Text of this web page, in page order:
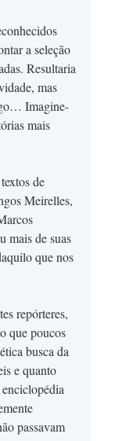
a seleção
Resultaria
mas
Imagine-
mais
de
Meirelles,
mais de suas
que nos
repórteres,
que poucos
busca da
e quanto
passavam